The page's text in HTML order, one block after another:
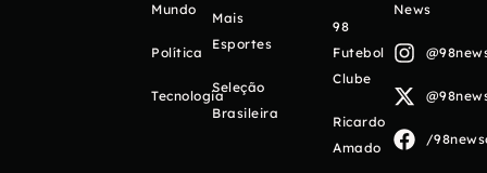
Mundo
Política
Tecnologia
Mais
Esportes
Seleção
Brasileira
98
Futebol
Clube
Ricardo
Amado
News
/